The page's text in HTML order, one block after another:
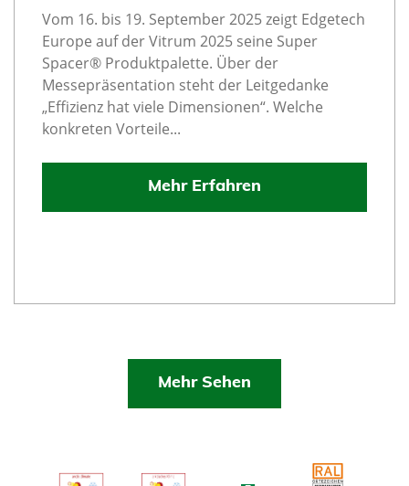
Vom 16. bis 19. September 2025 zeigt Edgetech
Europe auf der Vitrum 2025 seine Super
Spacer® Produktpalette. Über der
Messepräsentation steht der Leitgedanke
„Effizienz hat viele Dimensionen“. Welche
konkreten Vorteile...
Mehr Erfahren
Mehr Sehen